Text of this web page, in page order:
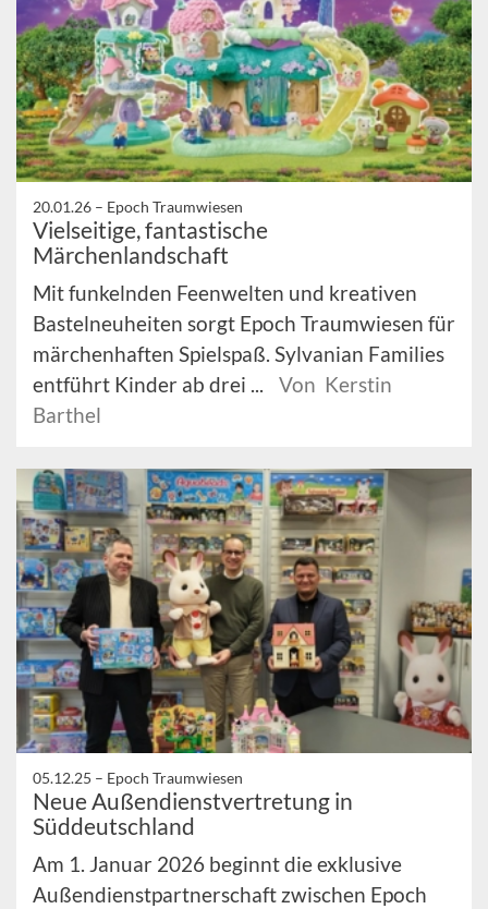
20.01.26 – Epoch Traumwiesen
Vielseitige, fantastische
Märchenlandschaft
Mit funkelnden Feenwelten und kreativen
Bastelneuheiten sorgt Epoch Traumwiesen für
märchenhaften Spielspaß. Sylvanian Families
entführt Kinder ab drei ...
Von Kerstin
Barthel
05.12.25 – Epoch Traumwiesen
Neue Außendienstvertretung in
Süddeutschland
Am 1. Januar 2026 beginnt die exklusive
Außendienstpartnerschaft zwischen Epoch